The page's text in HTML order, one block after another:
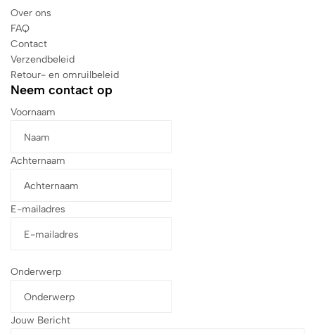
Over ons
FAQ
Contact
Verzendbeleid
Retour- en omruilbeleid
Neem contact op
Voornaam
Achternaam
E-mailadres
Onderwerp
Jouw Bericht